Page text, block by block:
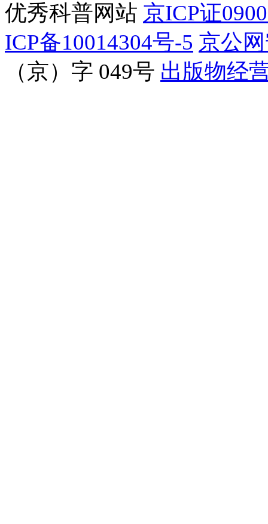
优秀科普网站 京ICP证
ICP备10014304号-5 京公
（京）字 049号 出版物经